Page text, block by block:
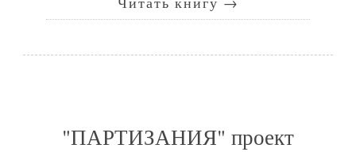
"ПАРТИЗАНИЯ" проект